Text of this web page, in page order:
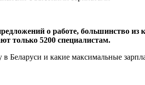
о работе, большинство
только 5200 специалистам.
Беларуси и какие максимальные